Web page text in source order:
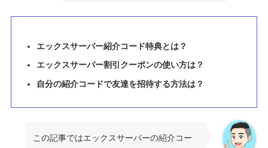
エックスサーバー紹介コード特典とは？
エックスサーバー割引クーポンの使い方は？
自分の紹介コードで友達を招待する方法は？
この記事ではエックスサーバーの紹介コー